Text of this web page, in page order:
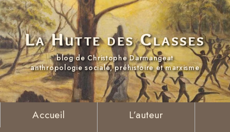
La Hutte des Classes
blog de Christophe Darmangeat
anthropologie sociale, préhistoire et marxisme
Accueil
L’auteur